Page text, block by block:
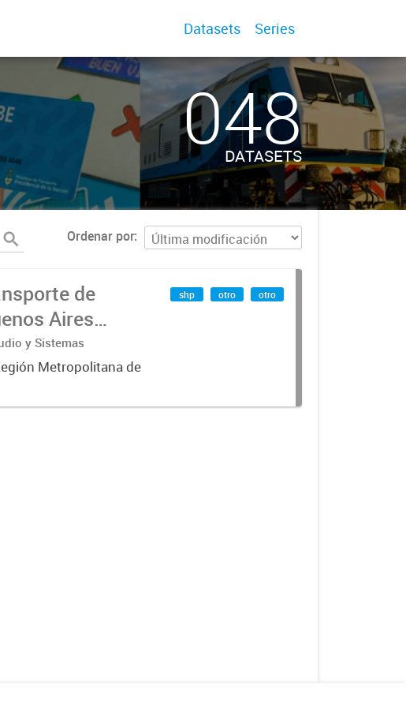
Datasets Series
048
DATASETS
Ordenar por
de
Aires
y Sistemas
Metropolitana de
shp otro otro